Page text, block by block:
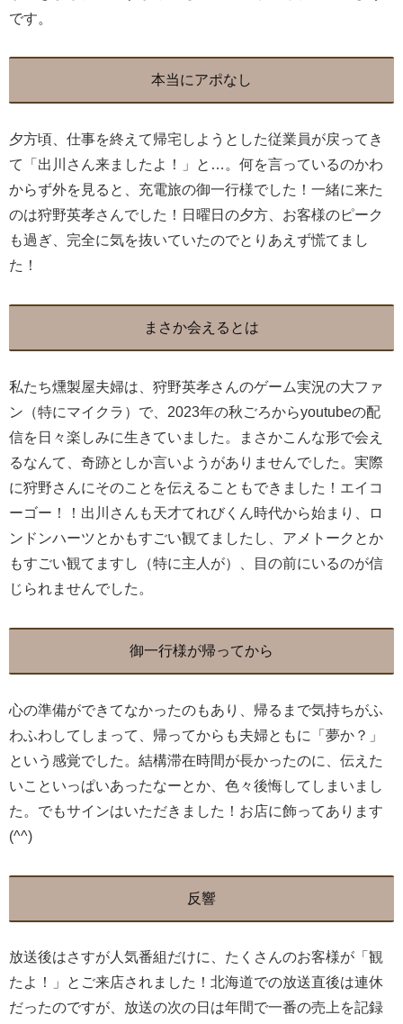
です。
本当にアポなし
夕方頃、仕事を終えて帰宅しようとした従業員が戻ってき
て「出川さん来ましたよ！」と…。何を言っているのかわ
からず外を見ると、充電旅の御一行様でした！一緒に来た
のは狩野英孝さんでした！日曜日の夕方、お客様のピーク
も過ぎ、完全に気を抜いていたのでとりあえず慌てまし
た！
まさか会えるとは
私たち燻製屋夫婦は、狩野英孝さんのゲーム実況の大ファ
ン（特にマイクラ）で、2023年の秋ごろからyoutubeの配
信を日々楽しみに生きていました。まさかこんな形で会え
るなんて、奇跡としか言いようがありませんでした。実際
に狩野さんにそのことを伝えることもできました！エイコ
ーゴー！！出川さんも天才てれびくん時代から始まり、ロ
ンドンハーツとかもすごい観てましたし、アメトークとか
もすごい観てますし（特に主人が）、目の前にいるのが信
じられませんでした。
御一行様が帰ってから
心の準備ができてなかったのもあり、帰るまで気持ちがふ
わふわしてしまって、帰ってからも夫婦ともに「夢か？」
という感覚でした。結構滞在時間が長かったのに、伝えた
いこといっぱいあったなーとか、色々後悔してしまいまし
た。でもサインはいただきました！お店に飾ってあります
(^^)
反響
放送後はさすが人気番組だけに、たくさんのお客様が「観
たよ！」とご来店されました！北海道での放送直後は連休
だったのですが、放送の次の日は年間で一番の売上を記録